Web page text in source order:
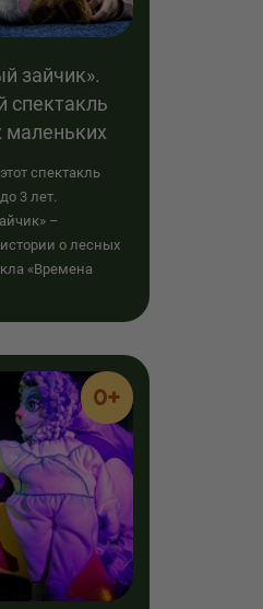
зайчик».
спектакль
спектакль
3 лет.
–
о лесных
«Времена
0+